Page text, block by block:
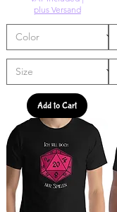
plus Versand
Add to Cart